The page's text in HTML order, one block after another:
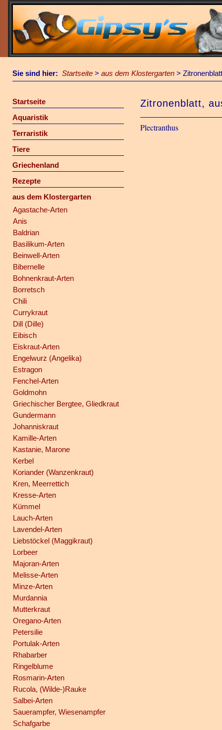
Sie sind hier: Startseite > aus dem Klostergarten >
Startseite
Aquaristik
Terraristik
Tiere
Griechenland
Rezepte
aus dem Klostergarten
Agastache-Arten
Anis
Baldrian
Basilikum-Arten
Beinwell-Arten
Bibernelle
Bohnenkraut-Arten
Borretsch
Chili
Currykraut
Dill (Dille)
Eibisch
Eiskraut-Arten
Engelwurz (Angelika)
Estragon
Fenchel-Arten
Goldmohn
Griechischer Bergtee, Gliedkraut
Gundermann
Johanniskraut
Kamille-Arten
Kastanie, Marone
Kerbel
Koriander (Wanzenkraut)
Kren, Meerrettich
Kresse-Arten
Kümmel
Lauch-Arten
Lavendel-Arten
Liebstöckel (Maggikraut)
Lorbeer
Majoran-Arten
Melisse-Arten
Minze-Arten
Murdannia
Mutterkraut
Oregano-Arten
Petersilie
Portulak-Arten
Rhabarber
Ringelblume
Rosmarin-Arten
Rucola, (Wilde-)Rauke
Salbei-Arten
Sauerampfer, Wiesenampfer
Schafgarbe
Zitronenblatt,
Plectranthus